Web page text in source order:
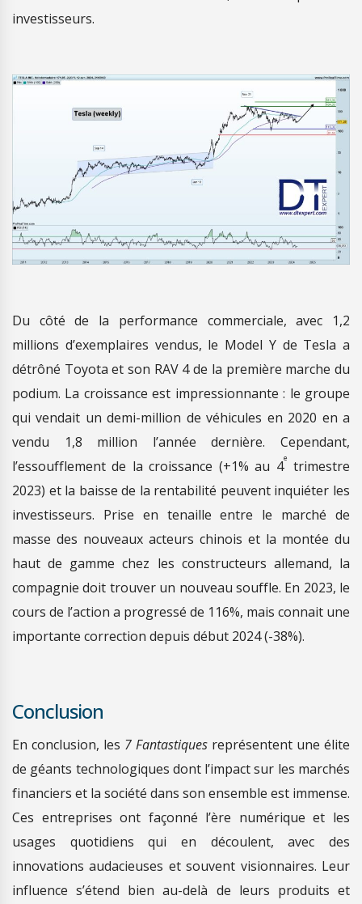
investisseurs.
Du côté de la performance commerciale, avec 1,2
millions d’exemplaires vendus, le Model Y de Tesla a
détrôné Toyota et son RAV 4 de la première marche du
podium. La croissance est impressionnante : le groupe
qui vendait un demi-million de véhicules en 2020 en a
vendu 1,8 million l’année dernière. Cependant,
l’essoufflement de la croissance (+1% au 4e
trimestre
2023) et la baisse de la rentabilité peuvent inquiéter les
investisseurs. Prise en tenaille entre le marché de
masse des nouveaux acteurs chinois et la montée du
haut de gamme chez les constructeurs allemand, la
compagnie doit trouver un nouveau souffle. En 2023, le
cours de l’action a progressé de 116%, mais connait une
importante correction depuis début 2024 (-38%).
Conclusion
En conclusion, les 7 Fantastiques représentent une élite
de géants technologiques dont l’impact sur les marchés
financiers et la société dans son ensemble est immense.
Ces entreprises ont façonné l’ère numérique et les
usages quotidiens qui en découlent, avec des
innovations audacieuses et souvent visionnaires. Leur
influence s’étend bien au-delà de leurs produits et